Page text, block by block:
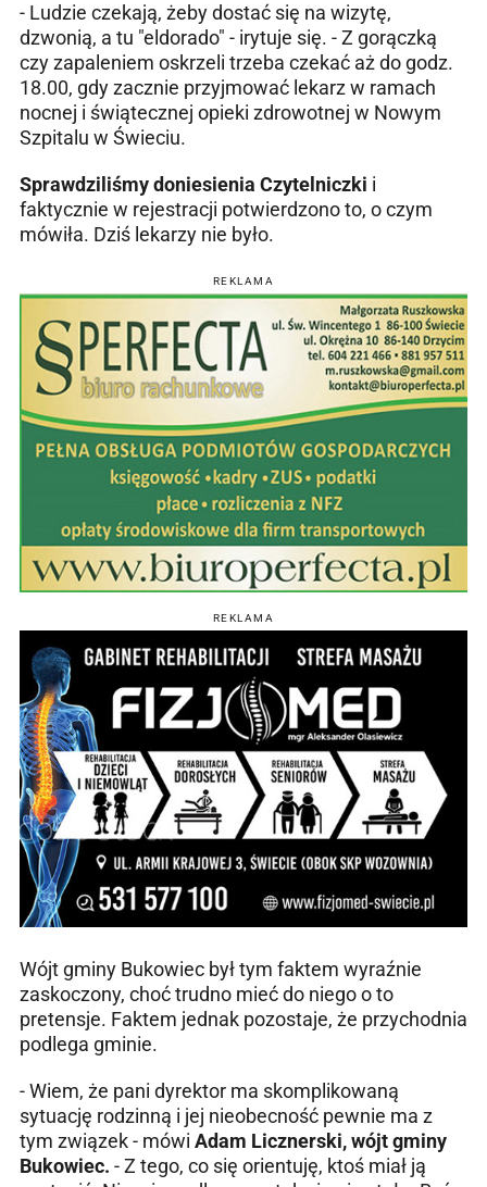
- Ludzie czekają, żeby dostać się na wizytę,
dzwonią, a tu "eldorado" - irytuje się. - Z gorączką
czy zapaleniem oskrzeli trzeba czekać aż do godz.
18.00, gdy zacznie przyjmować lekarz w ramach
nocnej i świątecznej opieki zdrowotnej w Nowym
Szpitalu w Świeciu.
Sprawdziliśmy doniesienia Czytelniczki i
faktycznie w rejestracji potwierdzono to, o czym
mówiła. Dziś lekarzy nie było.
REKLAMA
REKLAMA
Wójt gminy Bukowiec był tym faktem wyraźnie
zaskoczony, choć trudno mieć do niego o to
pretensje. Faktem jednak pozostaje, że przychodnia
podlega gminie.
- Wiem, że pani dyrektor ma skomplikowaną
sytuację rodzinną i jej nieobecność pewnie ma z
tym związek - mówi Adam Licznerski, wójt gminy
Bukowiec. - Z tego, co się orientuję, ktoś miał ją